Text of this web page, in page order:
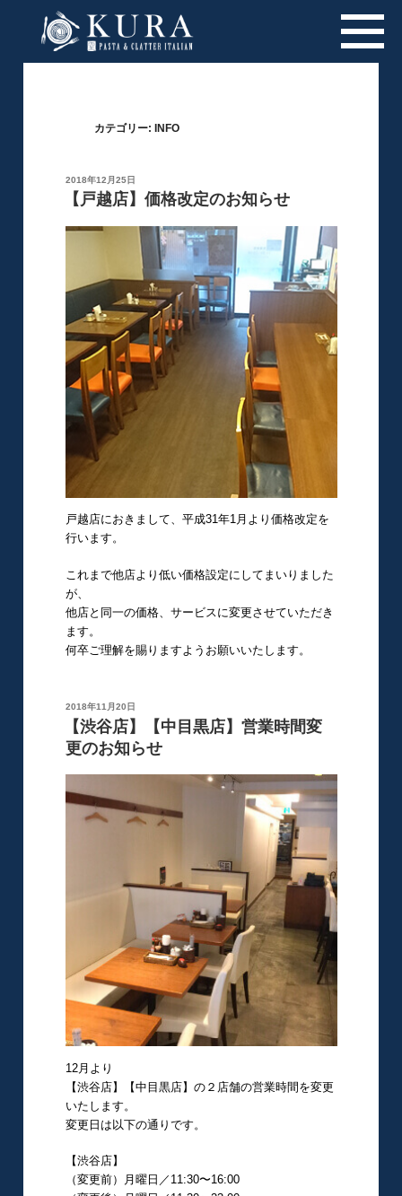
カテゴリー: INFO
投
日:
2018年12月25日
【戸越店】価格改定のお知らせ
戸越店におきまして、平成31年1月より価格改定を
行います。
これまで他店より低い価格設定にしてまいりました
が、
他店と同一の価格、サービスに変更させていただき
ます。
何卒ご理解を賜りますようお願いいたします。
投
日:
2018年11月20日
【渋谷店】【中目黒店】営業時間変
更のお知らせ
12月より
【渋谷店】【中目黒店】の２店舗の営業時間を変更
いたします。
変更日は以下の通りです。
【渋谷店】
（変更前）月曜日／11:30〜16:00